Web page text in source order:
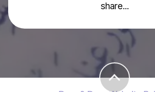
share...